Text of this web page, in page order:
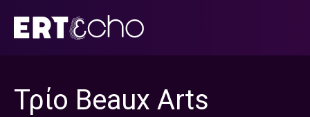
περιεχόμενο
Τρίο Beaux Arts